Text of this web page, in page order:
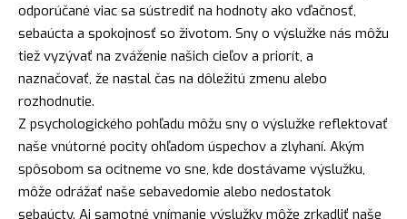
odporúčané viac sa sústrediť na hodnoty ako vďačnosť,
sebaúcta a spokojnosť so životom. Sny o výslužke nás môžu
tiež vyzývať na zváženie našich cieľov a priorít, a
naznačovať, že nastal čas na dôležitú zmenu alebo
rozhodnutie.
Z psychologického pohľadu môžu sny o výslužke reflektovať
naše vnútorné pocity ohľadom úspechov a zlyhaní. Akým
spôsobom sa ocitneme vo sne, kde dostávame výslužku,
môže odrážať naše sebavedomie alebo nedostatok
sebaúcty. Aj samotné vnímanie výslužky môže zrkadliť naše